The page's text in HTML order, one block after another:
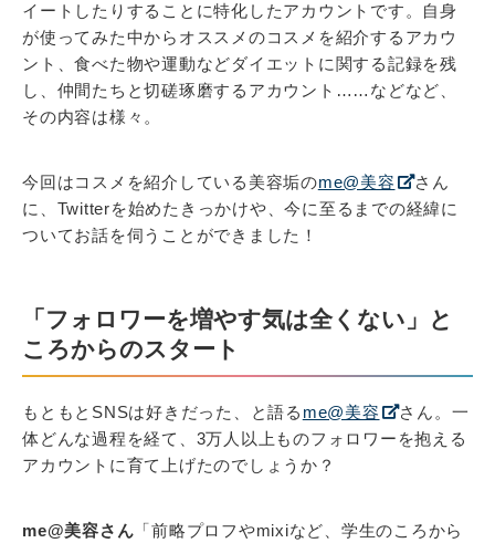
イートしたりすることに特化したアカウントです。自身
が使ってみた中からオススメのコスメを紹介するアカウ
ント、食べた物や運動などダイエットに関する記録を残
し、仲間たちと切磋琢磨するアカウント……などなど、
その内容は様々。
今回はコスメを紹介している美容垢のme@美容
さん
に、Twitterを始めたきっかけや、今に至るまでの経緯に
ついてお話を伺うことができました！
「フォロワーを増やす気は全くない」と
ころからのスタート
もともとSNSは好きだった、と語る me@美容
さん。一
体どんな過程を経て、3万人以上ものフォロワーを抱える
アカウントに育て上げたのでしょうか？
me@美容さん 「前略プロフやmixiなど、学生のころから